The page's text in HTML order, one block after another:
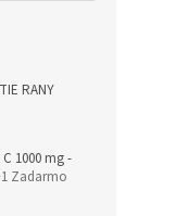
RANY
1000 mg -
Zadarmo